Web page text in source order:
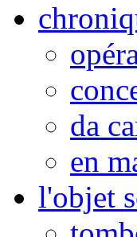
da
en
l'objet